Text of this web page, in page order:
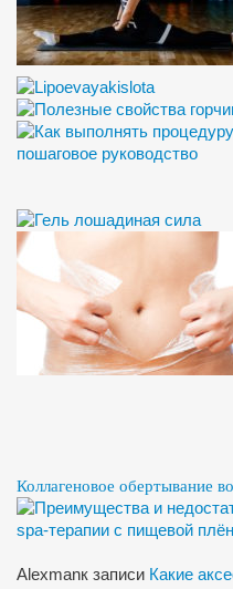
Коллагеновое обертывание
Alexmanк записи Какие